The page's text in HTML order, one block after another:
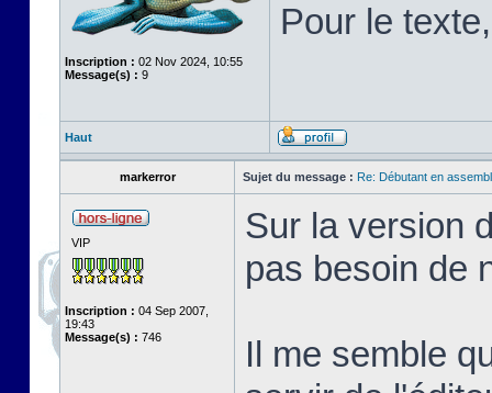
Inscription : 02 Nov 2024, 10:55
Message(s) : 9
Pour le
Haut
markerror Sujet du message : Re: Débutant en
VIP
Inscription : 04 Sep 2007,
19:43
Message(s) : 746
Sur la version
pas besoin de
Il me semble